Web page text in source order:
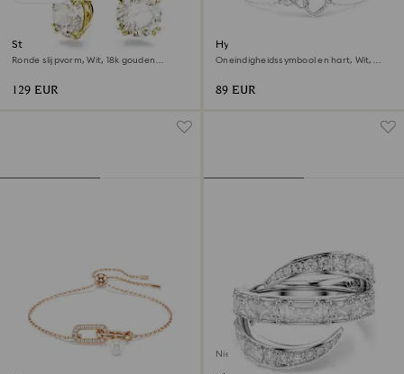
Stilla Oorhangers
Ronde slijpvorm, Wit, ‎18k gouden
129 EUR
Hyperbola armband
Oneindigheidssymbool en hart, Wit,
89 EUR
Nieuw